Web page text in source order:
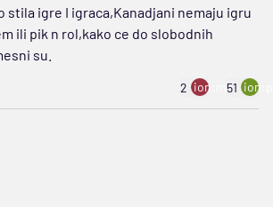
stila igre I igraca,Kanadjani nemaju igru
ili pik n rol,kako ce do slobodnih
su.
2 ion:minus
51